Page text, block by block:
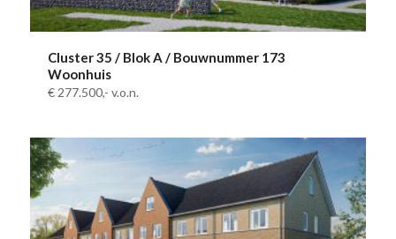
Cluster 35 / Blok A / Bouwnummer 173
Woonhuis
€ 277.500,- v.o.n.